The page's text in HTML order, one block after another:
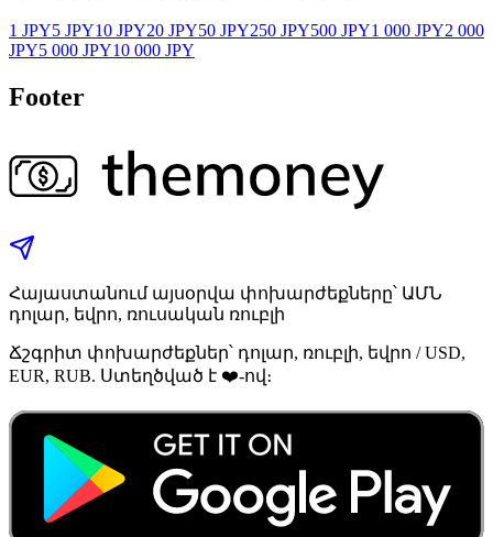
1 JPY5 JPY10 JPY20 JPY50 JPY250 JPY500 JPY1 000 JPY2 000
JPY5 000 JPY10 000 JPY
Footer
Հայաստանում այսօրվա փոխարժեքները՝ ԱՄՆ
դոլար, եվրո, ռուսական ռուբլի
Ճշգրիտ փոխարժեքներ՝ դոլար, ռուբլի, եվրո / USD,
EUR, RUB. Ստեղծված է ❤️-ով։